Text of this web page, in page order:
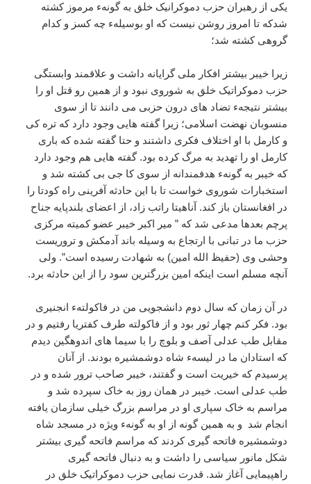
یکی از رهبران حزب دموکرانیک خلق به گونهء مرموز کشته
شدکه تا امروز روشن نیست که او بوسیلهء چه کسز و کدام
گروهی کشته شد؛
زیرا خیبر بیشتر افکار ملی گرایانه داشت و علاقمند وابستگی
حزب دموکراتیک خلق به شوروی نبود و از همین رو قتل او را
بیشتر نتیجهء تضاد های درون حزبی می دانند تا از سوی
منسوبان نهضت اسلامی؛ زیرا گفته هایی وجود دارد که تره کی
و کارمل با او اختلاف فکری داشتند و حتا گفته شده که باری
کارمل او را تهدید به مرگ کرده بود. گفته هایی هم وجود دارد
که خیبر به گونهء هدفمندانه از سوی کا جی بی کشته شد و
استخبارات شوروی خواست تا با این حادثه آفرینی راه کودتا را
در افغانستان باز کند. آناهیتا راتب زاد، از اعضای بلندپایه جناح
پرچم بعدها مدعی شد که ” میر اکبر خیبر عضو کمیته مرکزی
حزب ما در تبانی با ارتجاع به وسیله باند آدمکش و تروریست
وحشی وی (حفیظ الله امین) به شهادت رسیده است”. ولی
آنچه مسلم است اینکه امین بزرگترین سود را از این حادثه برد.
در آن زمان که سال دوم دانشجویی من در فاکولتهء انجنیری
بود. فکر کنم چهار ثور بود و از فاکولته طرف کفتریا رفتیم و در
مقابل طب عدلی آصف و بلوچ را با سیما های اندوهگین دیدم
که استادان ما در لیسهء شاه دوشمشیره بودند. از آنان
پرسیدم که خیریت است و گفتند، خیبر صاحب ترور شده و در
طب عدلی است. خیبر در همان روز به خاک سپرده شد و
مراسم به خاک سپاری او در مراسم بزرگ خیلی سازمان یافته
انجام شد و به همین گونه از او به گونهء ویژه در مسجد شاه
دوشمشیره فاتحه گیری کردند که مراسم فاتحه گیری بیشتر
شکل مانور سیاسی را داشت و به دنبال فاتحه گیری
راهپیمایی آغاز شد. قدرت نمایی حزب دموکراتیک خلق در